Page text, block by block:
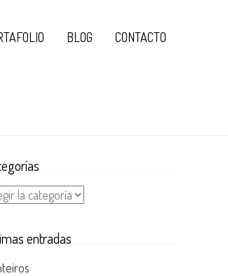
BLOG CONTACTO
entradas